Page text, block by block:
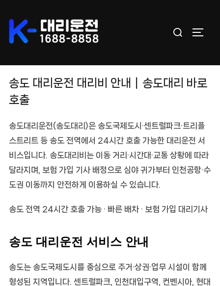
content
Search
송도 대리운전 대리비 안내｜송도대리 바로
호출
송도대리운전(송도대리)은 송도국제도시·센트럴파크·트리플
스트리트 등 송도 전역에서 24시간 호출 가능한 대리운전 서
비스입니다. 송도대리비 는 이동 거리·시간대·교통 상황에 따라
달라지며, 보험 가입 기사 배정으로 심야 귀가부터 인천공항·수
도권 이동까지 안전하게 이용하실 수 있습니다.
송도 전역 24시간 호출 가능 · 빠른 배차 · 보험 가입 대리기사
송도 대리운전 서비스 안내
송도는 송도국제도시를 중심으로 주거·상권·업무 시설이 함께
형성된 지역입니다. 센트럴파크, 인천대입구역, 컨벤시아, 현대